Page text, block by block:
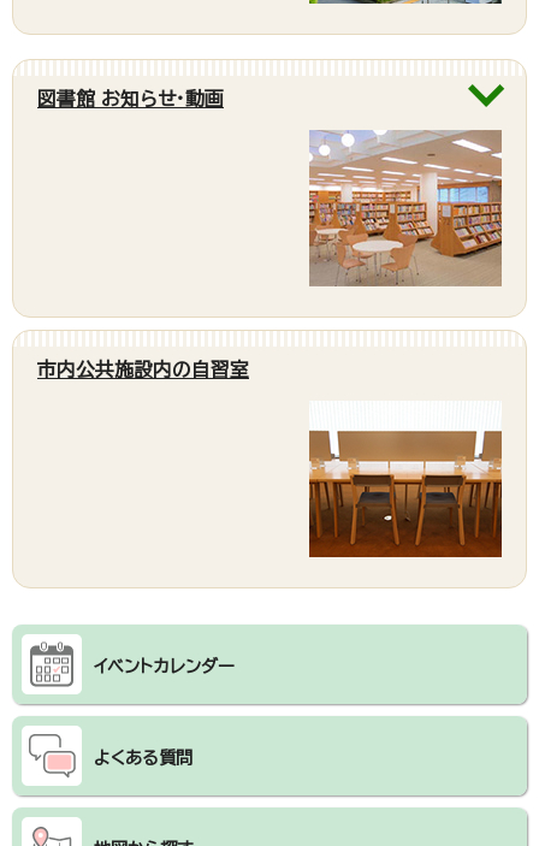
図書館 お知らせ・動画
市内公共施設内の自習室
イベントカレンダー
よくある質問